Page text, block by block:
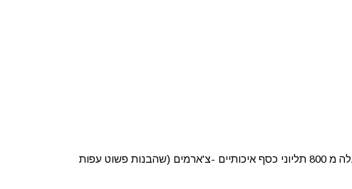
📿 עיצוב שולחן עם שפע אלמנטים, כלי עבודה, מגש תכשיטנות מקצועי, חרוזי סוורובסקי, אבני חן, קריסטלים, פנינים, למעלה מ 800 תליוני כסף איכותיים -צ'ארמים (שהבנות פשוט עפות